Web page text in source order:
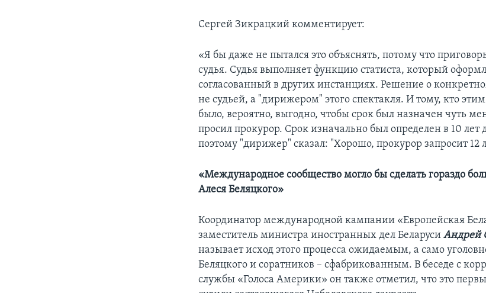
Сергей Зикрацкий комментирует:
«Я бы даже не пытался это объяснять, потому что
судья. Судья выполняет функцию статиста, который
согласованный в других инстанциях. Решение о
не судьей, а "дирижером" этого спектакля. И тому, кто
было, вероятно, выгодно, чтобы срок был назначен чуть
просил прокурор. Срок изначально был определен в 10 лет
поэтому "дирижер" сказал: "Хорошо, прокурор запросит 12
«Международное сообщество могло бы сделать гораздо
Алеся Беляцкого»
Координатор международной кампании «Европейская
заместитель министра иностранных дел БеларусиАндрей
называет исход этого процесса ожидаемым, а само
Беляцкого и соратников – сфабрикованным. В беседе с
службы «Голоса Америки» он также отметил, что это